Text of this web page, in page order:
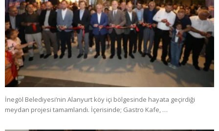
İnegöl Belediyesi’nin Alanyurt köy içi bölgesinde hayata geçirdiği
meydan projesi tamamlandı. İçerisinde; Gastro Kafe, …